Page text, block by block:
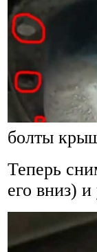
болты
Теперь
его вниз)